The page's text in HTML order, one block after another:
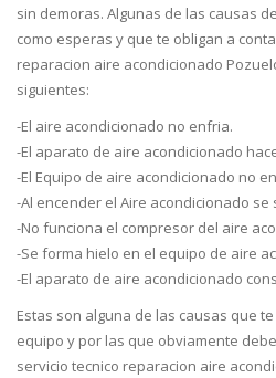
sin demoras. Algunas de las causas
como esperas y que te obligan a
reparacion aire acondicionado
siguientes:
-El aire acondicionado no enfria.
-El aparato de aire acondicionado
-El Equipo de aire acondicionado no
-Al encender el Aire acondicionado se
-No funciona el compresor del aire
-Se forma hielo en el equipo de aire
-El aparato de aire acondicionado
Estas son alguna de las causas que
equipo y por las que obviamente
servicio tecnico reparacion aire